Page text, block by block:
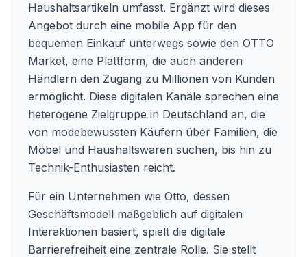
Haushaltsartikeln umfasst. Ergänzt wird dieses
Angebot durch eine mobile App für den
bequemen Einkauf unterwegs sowie den OTTO
Market, eine Plattform, die auch anderen
Händlern den Zugang zu Millionen von Kunden
ermöglicht. Diese digitalen Kanäle sprechen eine
heterogene Zielgruppe in Deutschland an, die
von modebewussten Käufern über Familien, die
Möbel und Haushaltswaren suchen, bis hin zu
Technik-Enthusiasten reicht.
Für ein Unternehmen wie Otto, dessen
Geschäftsmodell maßgeblich auf digitalen
Interaktionen basiert, spielt die digitale
Barrierefreiheit eine zentrale Rolle. Sie stellt